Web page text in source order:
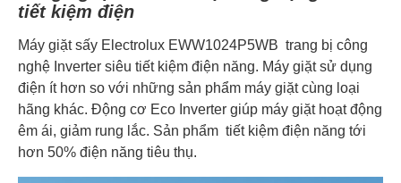
tiết kiệm điện
Máy giặt sấy Electrolux EWW1024P5WB trang bị công
nghệ Inverter siêu tiết kiệm điện năng. Máy giặt sử dụng
điện ít hơn so với những sản phẩm máy giặt cùng loại
hãng khác. Động cơ Eco Inverter giúp máy giặt hoạt động
êm ái, giảm rung lắc. Sản phẩm tiết kiệm điện năng tới
hơn 50% điện năng tiêu thụ.